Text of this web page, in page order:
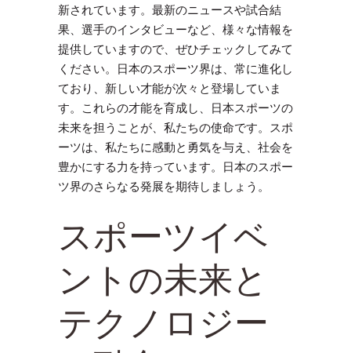
新されています。最新のニュースや試合結
果、選手のインタビューなど、様々な情報を
提供していますので、ぜひチェックしてみて
ください。日本のスポーツ界は、常に進化し
ており、新しい才能が次々と登場していま
す。これらの才能を育成し、日本スポーツの
未来を担うことが、私たちの使命です。スポ
ーツは、私たちに感動と勇気を与え、社会を
豊かにする力を持っています。日本のスポー
ツ界のさらなる発展を期待しましょう。
スポーツイベ
ントの未来と
テクノロジー